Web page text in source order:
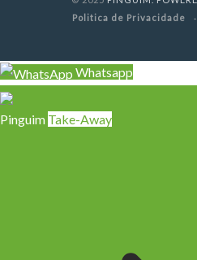
Politica de Privacidade
Whatsapp
Pinguim Take-Away